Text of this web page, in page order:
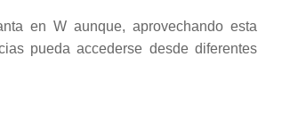
en W aunque, aprovechando esta
pueda accederse desde diferentes